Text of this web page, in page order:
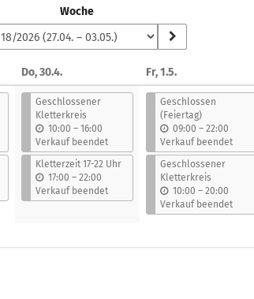
Woche
Do, 30.4.
Geschlossener
Kletterkreis
10:00 –b
i
s
16:00
Verkauf beendet
Kletterzeit 17-22 Uhr
17:00 –b
i
s
22:00
Verkauf beendet
Fr, 1.5.
Geschlossen
(Feiertag)
09:00 –b
i
s
22:00
Verkauf beendet
Geschlossener
Kletterkreis
10:00 –b
i
s
20:00
Verkauf beendet